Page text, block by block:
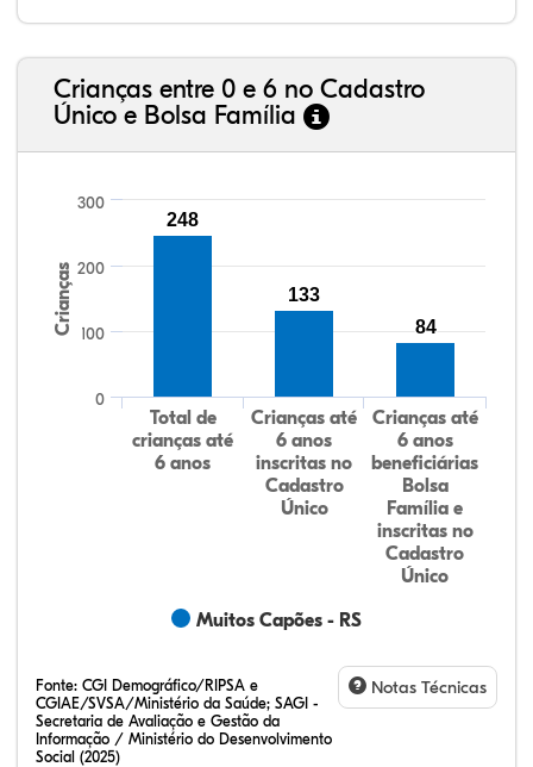
Crianças entre 0 e 6 no Cadastro
Único e Bolsa Família
Crianças
Muitos Capões - RS
Total de
crianças até
6 anos
Crianças até
6 anos
inscritas no
Cadastro
Único
Crianças até
6 anos
beneficiárias
Bolsa
Família e
inscritas no
Cadastro
Único
0
100
200
300
248
133
84
Fonte: CGI Demográfico/RIPSA e
CGIAE/SVSA/Ministério da Saúde; SAGI -
Secretaria de Avaliação e Gestão da
Informação / Ministério do Desenvolvimento
Social (2025)
Notas Técnicas